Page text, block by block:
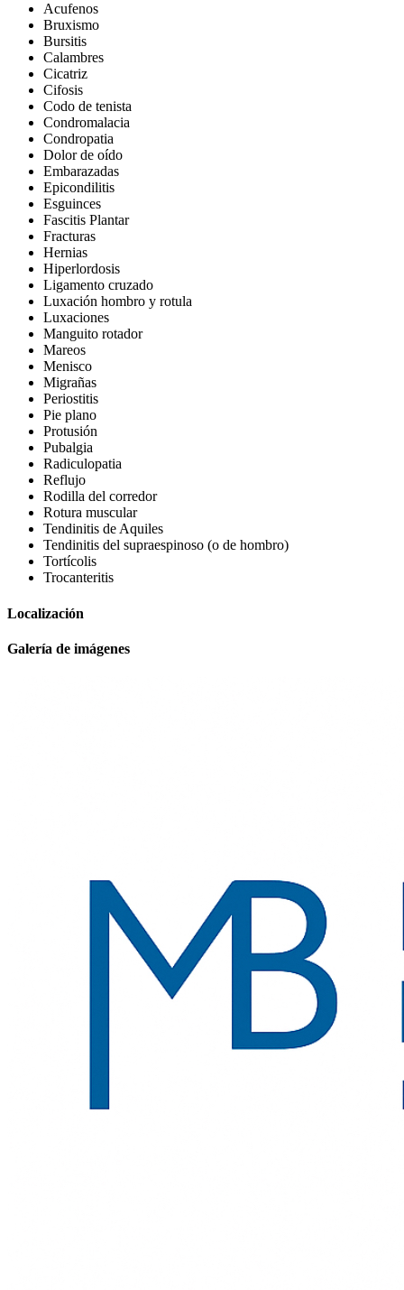
Acufenos
Bruxismo
Bursitis
Calambres
Cicatriz
Cifosis
Codo de tenista
Condromalacia
Condropatia
Dolor de oído
Embarazadas
Epicondilitis
Esguinces
Fascitis Plantar
Fracturas
Hernias
Hiperlordosis
Ligamento cruzado
Luxación hombro y rotula
Luxaciones
Manguito rotador
Mareos
Menisco
Migrañas
Periostitis
Pie plano
Protusión
Pubalgia
Radiculopatia
Reflujo
Rodilla del corredor
Rotura muscular
Tendinitis de Aquiles
Tendinitis del supraespinoso (o de hombro)
Tortícolis
Trocanteritis
Localización
Galería de imágenes